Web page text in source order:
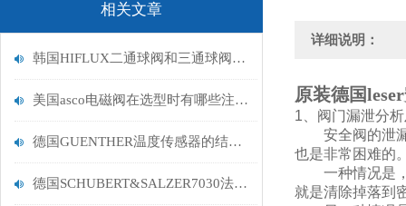
相关文章
韩国HIFLUX二通球阀和三通球阀的作用
美国asco电磁阀在选型时有哪些注意事项？
德国GUENTHER温度传感器的结构分类，快来看看呀
德国SCHUBERT&SALZER7030法兰调节阀
详细说明：
原装德国
1、阀门漏泄分
安全阀的泄漏
也是非常困难的
一种情况是，
就是清除掉落到